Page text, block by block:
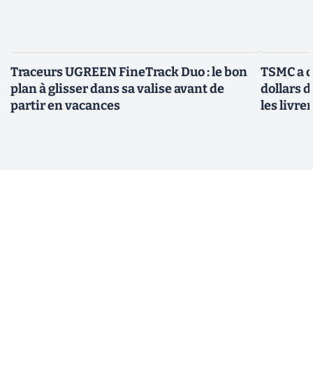
Traceurs UGREEN FineTrack Duo : le bon
plan à glisser dans sa valise avant de
partir en vacances
TSMC a
dollars
les livrer